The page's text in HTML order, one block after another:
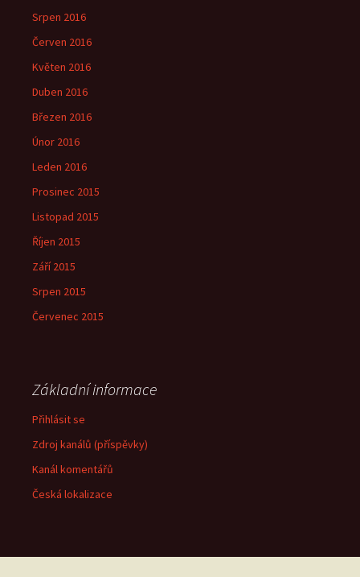
Srpen 2016
Červen 2016
Květen 2016
Duben 2016
Březen 2016
Únor 2016
Leden 2016
Prosinec 2015
Listopad 2015
Říjen 2015
Září 2015
Srpen 2015
Červenec 2015
Základní informace
Přihlásit se
Zdroj kanálů (příspěvky)
Kanál komentářů
Česká lokalizace